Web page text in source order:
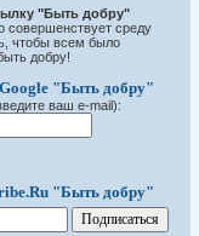
"Быть добру"
совершенствует среду
чтобы всем было
добру!
"Быть добру"
ваш e-mail):
"Быть добру"